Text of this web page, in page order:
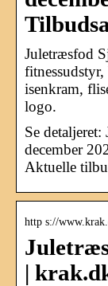
Juletræsfod
fitnessudstyr,
isenkram,
logo.
Se
december
Aktuelle
http s://
|